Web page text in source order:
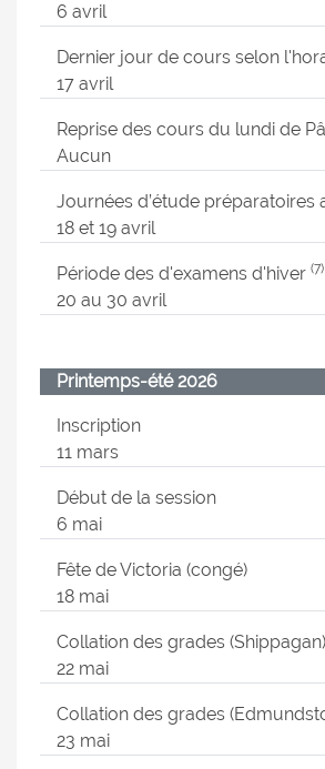
6 avril
Dernier jour de cours selon
17 avril
Reprise des cours du lundi de
Aucun
Journées d’étude préparatoires
18 et 19 avril
Période des d'examens d'hiver (7)
20 au 30 avril
Printemps-été 2026
Inscription
11 mars
Début de la session
6 mai
Fête de Victoria (congé)
18 mai
Collation des grades (Shippagan)
22 mai
Collation des grades
23 mai